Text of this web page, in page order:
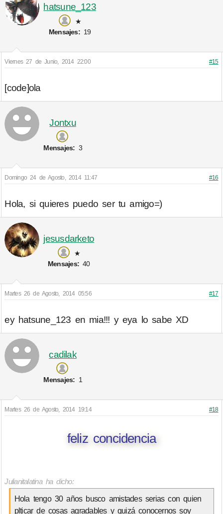
hatsune_123
★
Mensajes:19
Viernes 27 de Junio, 2014 22:00 #15
[code]ola
Jontxu
Mensajes: 3
Domingo 24 de Agosto, 2014 11:47 #16
Hola, si quieres puedo ser tu amigo=)
jesusdarketo
★
Mensajes: 40
Martes 26 de Agosto, 2014 05:56 #17
ey hatsune_123 en mia!!! y eya lo sabe XD
cadilak
Mensajes: 1
Martes 26 de Agosto, 2014 19:14 #18
feliz concidencia
Julianitalatina ha dicho:
Hola tengo 30 años busco amistades serias con quien
plticar de cosas agradables y quizá conocernos soy